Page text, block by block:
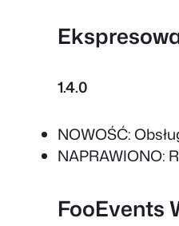
1.4.0
NOWOŚĆ:
NAPRAWIONO:
FooEvents